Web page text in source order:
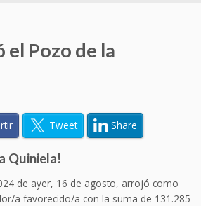
el Pozo de la
Tweet Share
Quiniela!
de ayer, 16 de agosto, arrojó como
a favorecido/a con la suma de 131.285